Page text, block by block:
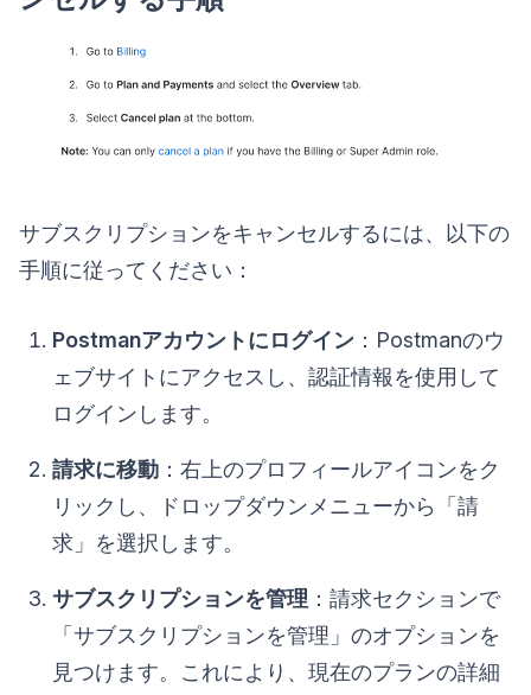
サブスクリプションをキャンセルするには、以下の
手順に従ってください：
Postmanアカウントにログイン ：Postmanのウ
ェブサイトにアクセスし、認証情報を使用して
ログインします。
請求に移動 ：右上のプロフィールアイコンをク
リックし、ドロップダウンメニューから「請
求」を選択します。
サブスクリプションを管理 ：請求セクションで
「サブスクリプションを管理」のオプションを
見つけます。これにより、現在のプランの詳細